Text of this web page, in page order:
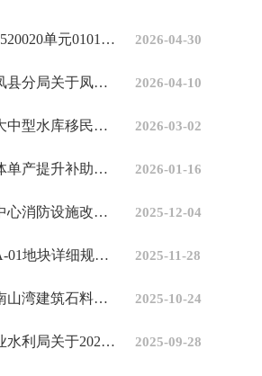
关于凤县610330204520020单元0101地块实施层面详细规划的公示 2026-04-30
宝鸡市生态环境局凤县分局关于凤县县城供水工程水厂专业设备采购安... 2026-04-10
关于兑付2026年度大中型水库移民后期扶持资金的公示 2026-03-02
关于2025年经营主体单产提升补助资金兑现数据的公示 2026-01-16
凤县安沟老年福利中心消防设施改造提升项目总平图批后公布 2025-12-04
关于坪坎镇坪坎村A-01地块详细规划公示 2025-11-28
关于《凤县凤州镇南山湾建筑石料用灰岩矿开采方案》审查结果的公示 2025-10-24
凤县农业农村和林业水利局关于2025年非国有（天然商品林）生态保护... 2025-09-28